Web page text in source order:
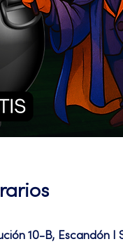
10-B, Escandón